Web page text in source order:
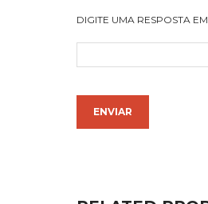
DIGITE UMA RESPOSTA